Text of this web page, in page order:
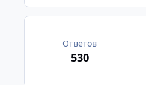
Ответов
530